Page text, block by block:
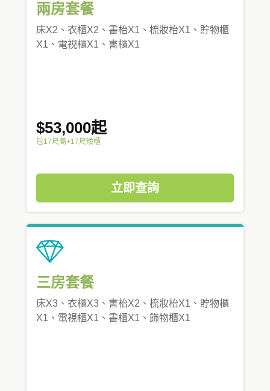
兩房套餐
床X2、衣櫃X2、書枱X1、梳妝枱X1、貯物櫃
X1、電視櫃X1、書櫃X1
$53,000起
包17尺高+17尺矮櫃
立即查詢
三房套餐
床X3、衣櫃X3、書枱X2、梳妝枱X1、貯物櫃
X1、電視櫃X1、書櫃X1、飾物櫃X1